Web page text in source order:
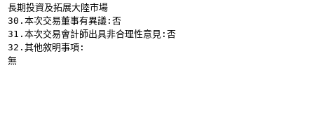
長期投資及拓展大陸市場
30.本次交易董事有異議:否
31.本次交易會計師出具非合理性意見:否
32.其他敘明事項:
無